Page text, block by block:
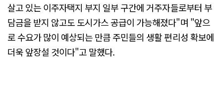
살고 있는 이주자택지 부지 일부 구간에 거주자들로부터 부
담금을 받지 않고도 도시가스 공급이 가능해졌다"며 "앞으
로 수요가 많이 예상되는 만큼 주민들의 생활 편리성 확보에
더욱 앞장설 것이다"고 말했다.